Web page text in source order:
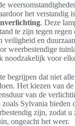
het verstandig
. Deze
te zijn tegen regen
veiligheid en
weerbestendige
noodzakelijk voor
begrijpen dat niet
Het kiezen van
van de
Sylvania bieden
zijn, zodat u
ongeacht het weer.